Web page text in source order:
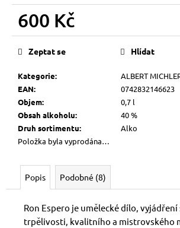
600 Kč
Měrná
Kategorie:
ALBERT
EAN:
0742832146623
Objem:
0,7 l
Obsah alkoholu:
40 %
Druh sortimentu:
Alko
Položka byla vyprodána…
Zeptat se Hlídat
Popis Podobné (8)
Ron Espero je umělecké dílo,
trpělivosti, kvalitního a mistrovského